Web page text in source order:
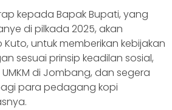
kepada Bapak Bupati, yang
di pilkada 2025, akan
untuk memberikan kebijakan
sesuai prinsip keadilan sosial,
di Jombang, dan segera
para pedagang kopi